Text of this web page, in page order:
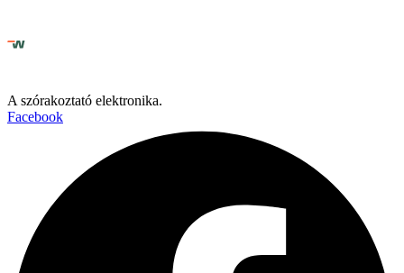
A szórakoztató elektronika.
Facebook